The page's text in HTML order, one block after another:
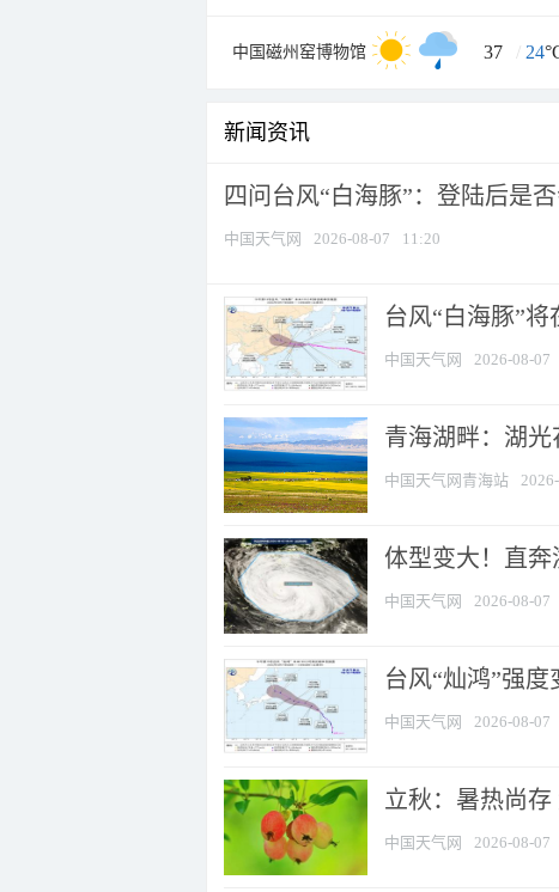
中国磁州窑博物馆 37 / 24
新闻资讯
四问台风“白海豚”：登陆后是
中国天气网 2026-08-07 11:20
台风“白海豚”
中国天气网 2026-08-07
青海湖畔：湖
中国天气网青海站
体型变大！直奔
中国天气网 2026-08-07
台风“灿鸿”强
中国天气网 2026-08-07
立秋：暑热尚
中国天气网 2026-08-07